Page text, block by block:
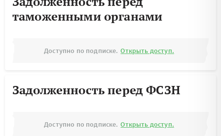
таможенными органами
Доступно по подписке. Открыть доступ.
Задолженность перед ФСЗН
Доступно по подписке. Открыть доступ.